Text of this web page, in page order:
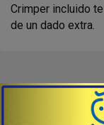
Crimper incluido
de un dado extra.